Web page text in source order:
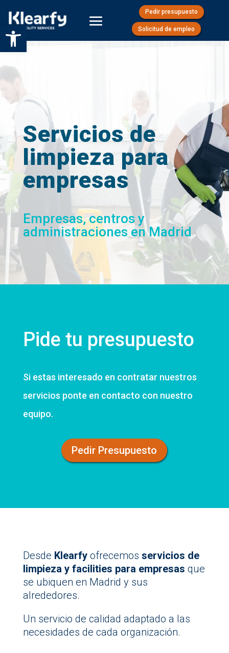
Abrir barra de herramientas
Pedir presupuesto
Solicitud de empleo
Servicios de
limpieza para
empresas
Empresas, centros y
administraciones en Madrid
Pide tu presupuesto
Si estas interesado en contratar nuestros
servicios ponte en contacto con nuestro
equipo.
Pedir Presupuesto
Desde Klearfyofrecemos servicios de
limpieza y facilities para empresas que
se ubiquen en Madrid y sus
alrededores.
Un servicio de calidad adaptado a las
necesidades de cada organización.